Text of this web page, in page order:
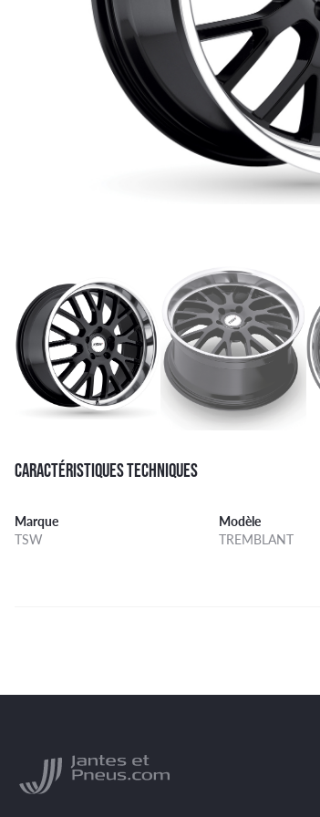
CARACTÉRISTIQUES TECHNIQUES
Marque
TSW
Modèle
TREMBLANT